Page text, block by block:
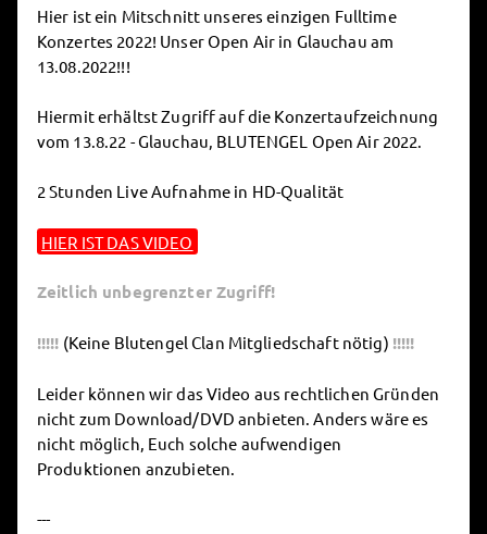
Hier ist ein Mitschnitt unseres einzigen Fulltime
Konzertes 2022! Unser Open Air in Glauchau am
13.08.2022!!!
Hiermit erhältst Zugriff auf die Konzertaufzeichnung
vom 13.8.22 - Glauchau, BLUTENGEL Open Air 2022.
2 Stunden Live Aufnahme in HD-Qualität
HIER IST DAS VIDEO
Zeitlich unbegrenzter Zugriff!
!!!!! (Keine Blutengel Clan Mitgliedschaft nötig) !!!!!
Leider können wir das Video aus rechtlichen Gründen
nicht zum Download/DVD anbieten. Anders wäre es
nicht möglich, Euch solche aufwendigen
Produktionen anzubieten.
---